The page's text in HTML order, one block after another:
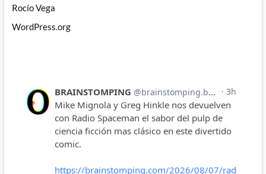
Rocío Vega
WordPress.org